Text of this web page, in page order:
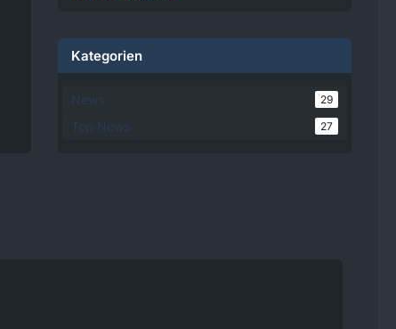
08:25
Jetzt Online!
Kategorien
News 29
Top News 27